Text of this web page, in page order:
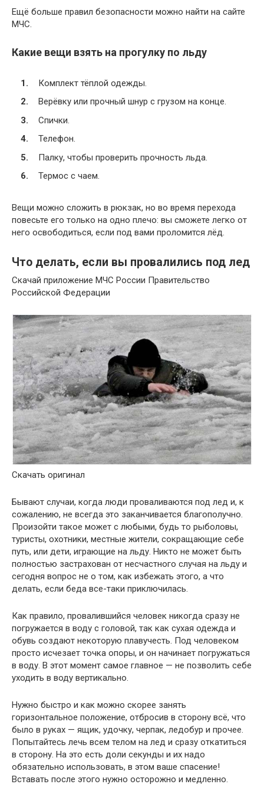
Ещё больше правил безопасности можно найти на сайте
МЧС.
Какие вещи взять на прогулку по льду
Комплект тёплой одежды.
Верёвку или прочный шнур с грузом на конце.
Спички.
Телефон.
Палку, чтобы проверить прочность льда.
Термос с чаем.
Вещи можно сложить в рюкзак, но во время перехода
повесьте его только на одно плечо: вы сможете легко от
него освободиться, если под вами проломится лёд.
Что делать, если вы провалились под лед
Cкачай приложение МЧС России Правительство
Российской Федерации
Скачать оригинал
Бывают случаи, когда люди проваливаются под лед и, к
сожалению, не всегда это заканчивается благополучно.
Произойти такое может с любыми, будь то рыболовы,
туристы, охотники, местные жители, сокращающие себе
путь, или дети, играющие на льду. Никто не может быть
полностью застрахован от несчастного случая на льду и
сегодня вопрос не о том, как избежать этого, а что
делать, если беда все-таки приключилась.
Как правило, провалившийся человек никогда сразу не
погружается в воду с головой, так как сухая одежда и
обувь создают некоторую плавучесть. Под человеком
просто исчезает точка опоры, и он начинает погружаться
в воду. В этот момент самое главное — не позволить себе
уходить в воду вертикально.
Нужно быстро и как можно скорее занять
горизонтальное положение, отбросив в сторону всё, что
было в руках — ящик, удочку, черпак, ледобур и прочее.
Попытайтесь лечь всем телом на лед и сразу откатиться
в сторону. На это есть доли секунды и их надо
обязательно использовать, в этом ваше спасение!
Вставать после этого нужно осторожно и медленно.